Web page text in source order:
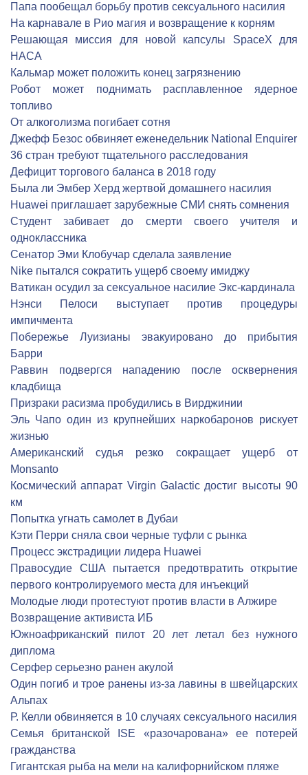
Папа пообещал борьбу против сексуального насилия
На карнавале в Рио магия и возвращение к корням
Решающая миссия для новой капсулы SpaceX для
НАСА
Кальмар может положить конец загрязнению
Робот может поднимать расплавленное ядерное
топливо
От алкоголизма погибает сотня
Джефф Безос обвиняет еженедельник National Enquirer
36 стран требуют тщательного расследования
Дефицит торгового баланса в 2018 году
Была ли Эмбер Херд жертвой домашнего насилия
Huawei приглашает зарубежные СМИ снять сомнения
Студент забивает до смерти своего учителя и
одноклассника
Сенатор Эми Клобучар сделала заявление
Nike пытался сократить ущерб своему имиджу
Ватикан осудил за сексуальное насилие Экс-кардинала
Нэнси Пелоси выступает против процедуры
импичмента
Побережье Луизианы эвакуировано до прибытия
Барри
Раввин подвергся нападению после осквернения
кладбища
Призраки расизма пробудились в Вирджинии
Эль Чапо один из крупнейших наркобаронов рискует
жизнью
Американский судья резко сокращает ущерб от
Monsanto
Космический аппарат Virgin Galactic достиг высоты 90
км
Попытка угнать самолет в Дубаи
Кэти Перри сняла свои черные туфли с рынка
Процесс экстрадиции лидера Huawei
Правосудие США пытается предотвратить открытие
первого контролируемого места для инъекций
Молодые люди протестуют против власти в Алжире
Возвращение активиста ИБ
Южноафриканский пилот 20 лет летал без нужного
диплома
Серфер серьезно ранен акулой
Один погиб и трое ранены из-за лавины в швейцарских
Альпах
Р. Келли обвиняется в 10 случаях сексуального насилия
Семья британской ISE «разочарована» ее потерей
гражданства
Гигантская рыба на мели на калифорнийском пляже